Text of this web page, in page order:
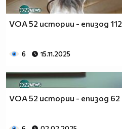
VOA 52 истории - епизод 112
6 15.11.2025
VOA 52 истории - епизод 62